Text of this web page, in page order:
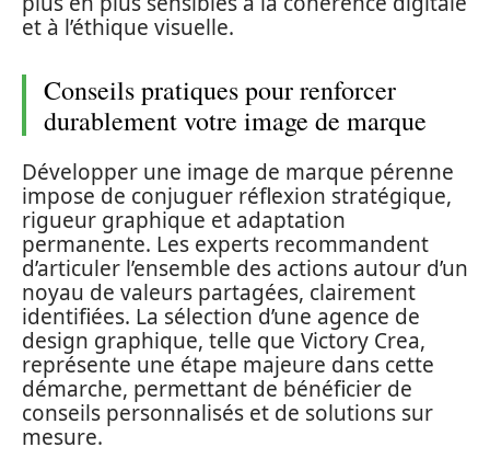
et à l’éthique visuelle.
Conseils pratiques pour renforcer
durablement votre image de marque
Développer une image de marque pérenne
impose de conjuguer réflexion stratégique,
rigueur graphique et adaptation
permanente. Les experts recommandent
d’articuler l’ensemble des actions autour d’un
noyau de valeurs partagées, clairement
identifiées. La sélection d’une agence de
design graphique, telle que Victory Crea,
représente une étape majeure dans cette
démarche, permettant de bénéficier de
conseils personnalisés et de solutions sur
mesure.